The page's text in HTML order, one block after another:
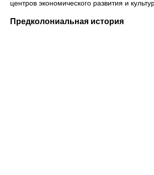
центров экономического развития и
Предколониальная история